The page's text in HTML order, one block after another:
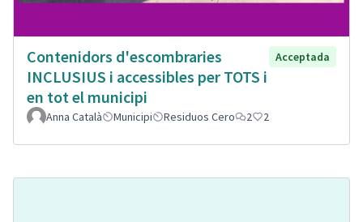
Contenidors d'escombraries
INCLUSIUS i accessibles per TOTS i
en tot el municipi
Acceptada
Anna Català Municipi Residuos Cero 2 2